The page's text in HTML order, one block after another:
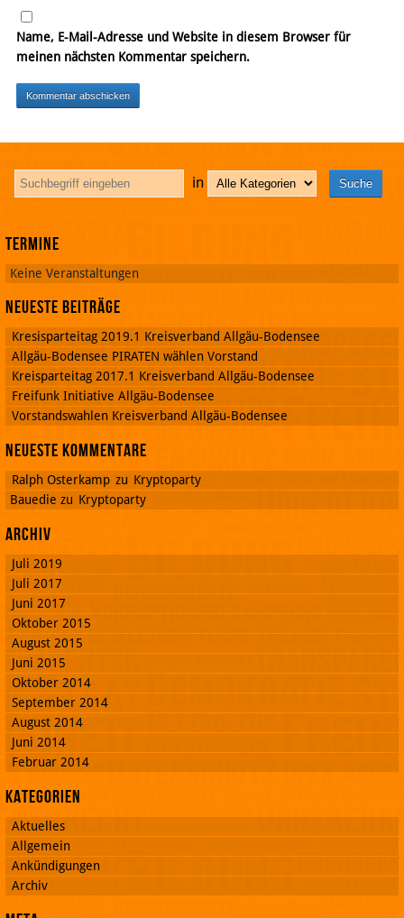
Name, E-Mail-Adresse und Website in diesem Browser für
meinen nächsten Kommentar speichern.
in
Termine
Keine Veranstaltungen
Neueste Beiträge
Kresisparteitag 2019.1 Kreisverband Allgäu-Bodensee
Allgäu-Bodensee PIRATEN wählen Vorstand
Kreisparteitag 2017.1 Kreisverband Allgäu-Bodensee
Freifunk Initiative Allgäu-Bodensee
Vorstandswahlen Kreisverband Allgäu-Bodensee
Neueste Kommentare
Ralph Osterkamp zu Kryptoparty
Bauedie zu Kryptoparty
Archiv
Juli 2019
Juli 2017
Juni 2017
Oktober 2015
August 2015
Juni 2015
Oktober 2014
September 2014
August 2014
Juni 2014
Februar 2014
Kategorien
Aktuelles
Allgemein
Ankündigungen
Archiv